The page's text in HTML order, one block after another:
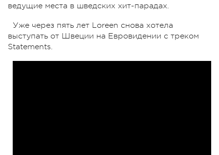
ведущие места в шведских хит-парадах.
Уже через пять лет Loreen снова хотела
выступать от Швеции на Евровидении с треком
Statements.